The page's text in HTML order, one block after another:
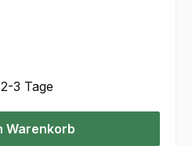
3 Tage
oder benutze die Schaltflächen
Warenkorb